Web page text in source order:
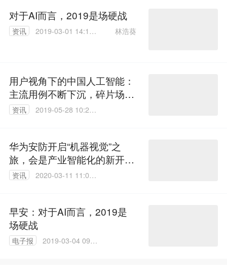
对于AI而言，2019是场硬战
资讯
2019-03-01 14:14:
林浩葵
用户视角下的中国人工智能：
主流用例不断下沉，碎片场景
开始扩散
资讯
2019-05-28 10:25:
华为安防开启“机器视觉”之
旅，会是产业智能化的新开端
吗？
资讯
2020-03-11 11:03:
早安：对于AI而言，2019是
场硬战
电子报
2019-03-04 09:4